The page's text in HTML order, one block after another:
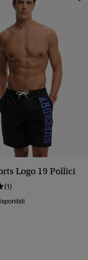
Logo 19 Pollici
(1)